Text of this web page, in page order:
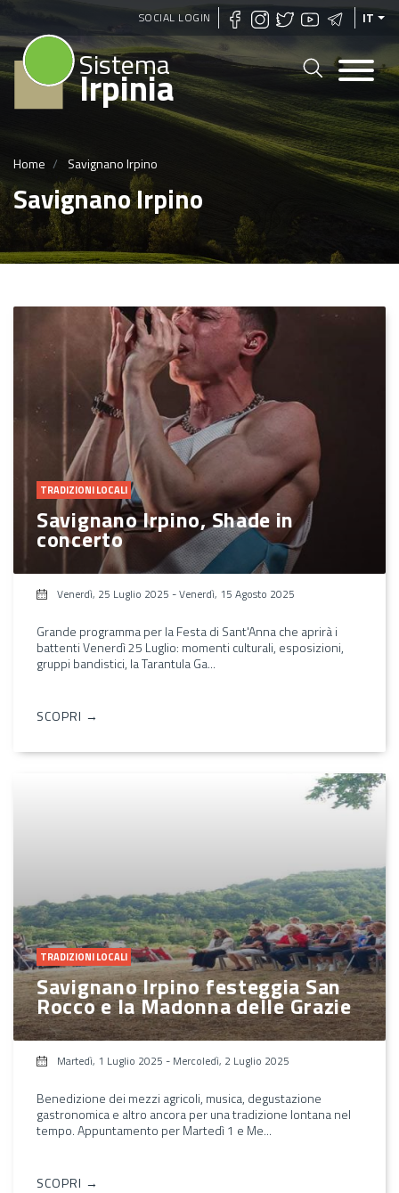
Salta
al
contenuto
principale
SOCIAL LOGIN IT
Sistema
Irpinia
Home Savignano Irpino
Savignano Irpino
TRADIZIONI LOCALI
Savignano Irpino, Shade in
concerto
Venerdì, 25 Luglio 2025 -Venerdì, 15 Agosto 2025
Grande programma per la Festa di Sant'Anna che aprirà i
battenti Venerdì 25 Luglio: momenti culturali, esposizioni,
gruppi bandistici, la Tarantula Ga...
SCOPRI →
TRADIZIONI LOCALI
Savignano Irpino festeggia San
Rocco e la Madonna delle Grazie
Martedì, 1 Luglio 2025 - Mercoledì, 2 Luglio 2025
Benedizione dei mezzi agricoli, musica, degustazione
gastronomica e altro ancora per una tradizione lontana nel
tempo. Appuntamento per Martedì 1 e Me...
SCOPRI →